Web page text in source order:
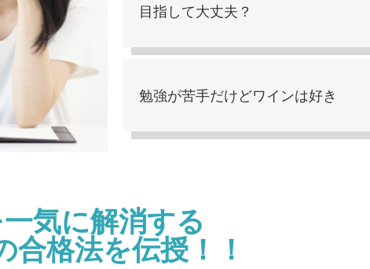
目指して大丈夫？
勉強が苦手だけどワインは好き
気に解消する
格法を伝授！！